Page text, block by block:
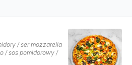
/ ser mozzarella
/ sos pomidorowy /